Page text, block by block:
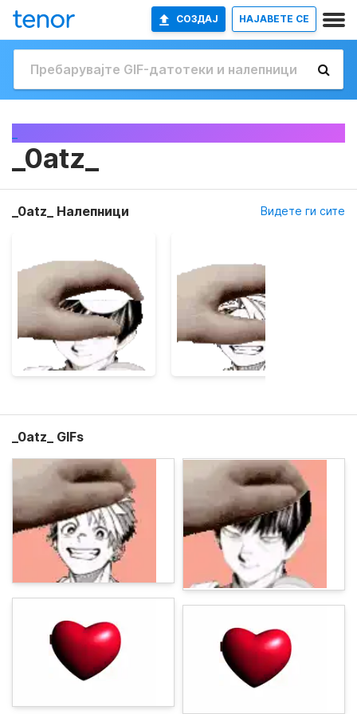
СОЗДАЈ НАЈАВETE СЕ
_0atz_
_0atz_ Налепници Видете ги сите
_0atz_ GIFs